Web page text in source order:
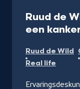
Ruud de
een
Ruud de Wild
Real life